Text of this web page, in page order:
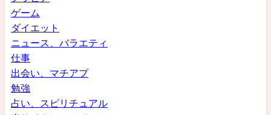
ゲーム
ダイエット
ニュース、バラエティ
仕事
出会い、マチアプ
勉強
占い、スピリチュアル